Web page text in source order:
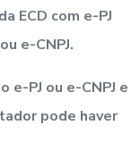
ECD com e-PJ
e-CNPJ.
PJ ou e-CNPJ e
pode haver